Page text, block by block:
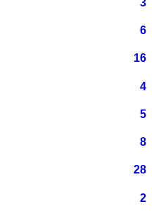
6
16
4
5
8
28
2